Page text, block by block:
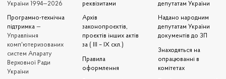
України 1994—2026
Програмно-технічна
підтримка —
Управління
комп'ютеризованих
систем Апарату
Верховної Ради
України
реквізитами
Архів
законопроєктів,
проєктів інших актів
за ( III – IX скл.)
Правила
оформлення
депутатам України
Надано народним
депутатам України
документів до ЗП
Знаходяться на
опрацюванні в
комітетах